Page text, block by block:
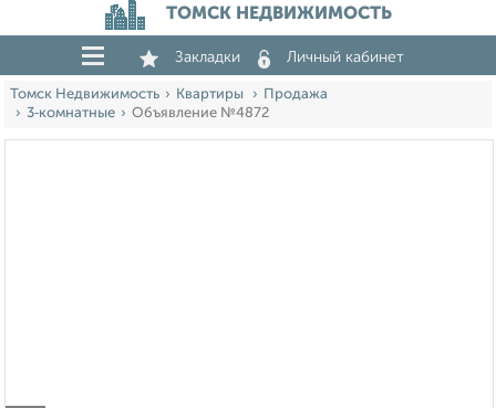
ТОМСК НЕДВИЖИМОСТЬ
Закладки Личный кабинет
Томск Недвижимость Квартиры
Продажа
3‑комнатные
Объявление №4872